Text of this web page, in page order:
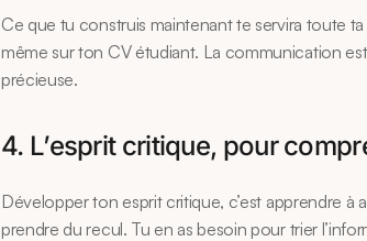
Ce que tu construis maintenant te servira toute
même sur ton CV étudiant. La communication
précieuse.
4. L’esprit critique, pour
Développer ton esprit critique, c’est apprendre à
prendre du recul. Tu en as besoin pour trier